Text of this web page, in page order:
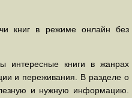
книг в режиме онлайн без
интересные книги в жанрах
и переживания. В разделе о
и нужную информацию.